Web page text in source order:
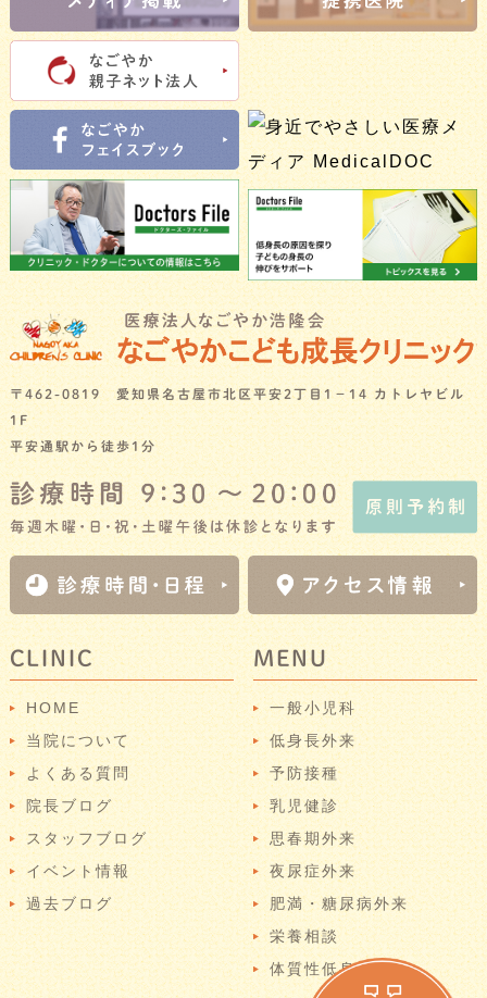
〒462-0819 愛知県名古屋市北区平安2丁目1－14 カトレヤビル
1F
平安通駅から徒歩1分
CLINIC
HOME
当院について
よくある質問
院長ブログ
スタッフブログ
イベント情報
過去ブログ
MENU
一般小児科
低身長外来
予防接種
乳児健診
思春期外来
夜尿症外来
肥満・糖尿病外来
栄養相談
体質性低身長